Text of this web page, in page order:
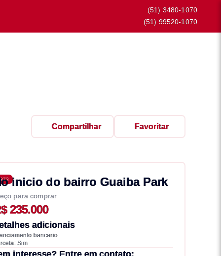
(51) 3480-1070
(51) 99520-1070
Compartilhar Favoritar
inicio do bairro Guaiba Park
para comprar
235.000
adicionais
bancario
Sim
interesse? Entre em contato: